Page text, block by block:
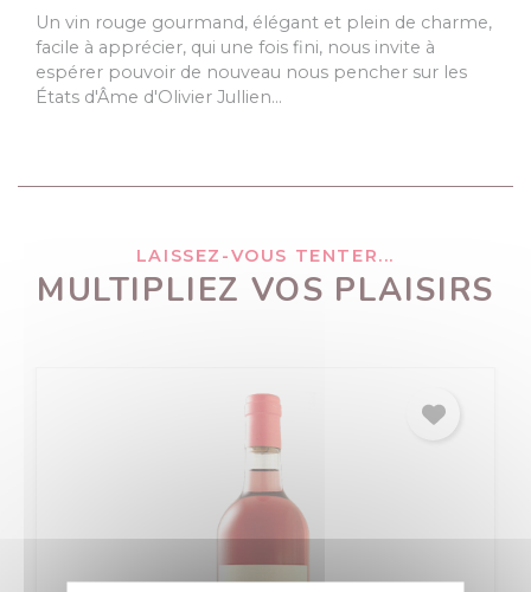
Un vin rouge gourmand, élégant et plein de charme,
facile à apprécier, qui une fois fini, nous invite à
espérer pouvoir de nouveau nous pencher sur les
États d'Âme d'Olivier Jullien...
LAISSEZ-VOUS TENTER...
MULTIPLIEZ VOS PLAISIRS